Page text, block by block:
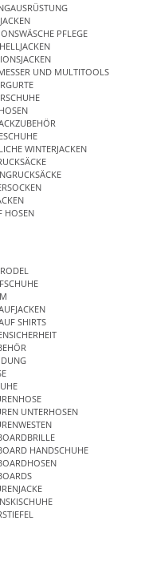
PFLEGE
UND MULTITOOLS
WINTERJACKEN
HOSEN
SHIRTS
UNTERHOSEN
HANDSCHUHE